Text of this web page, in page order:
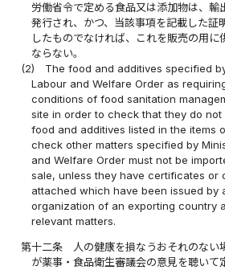
労働省令で定める食品又は添加物は、輸
発行され、かつ、当該事項を記載した証
したものでなければ、これを販売の用に
ならない。
(2)
The food and additives specified
Labour and Welfare Order as
conditions of food sanitation
site in order to check that they do
food and additives listed in the items
check other matters specified by
and Welfare Order must not be
sale, unless they have certificates or
attached which have been issued by
organization of an exporting country
relevant matters.
第十二条
人の健康を損なうおそれのない
が薬事・食品衛生審議会の意見を聴いて